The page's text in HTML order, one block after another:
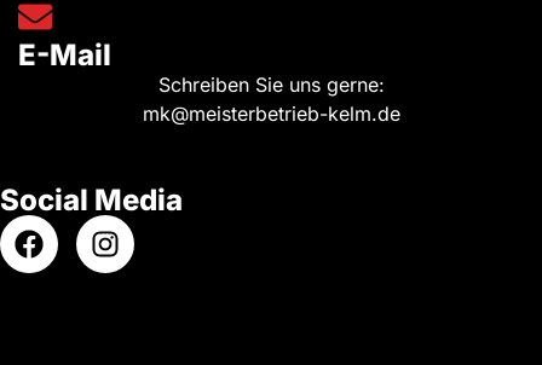
E-Mail
Schreiben Sie uns gerne:
mk@meisterbetrieb-kelm.de
Social Media